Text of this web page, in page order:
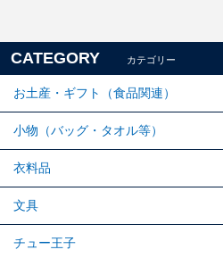
CATEGORY カテゴリー
お土産・ギフト（食品関連）
小物（バッグ・タオル等）
衣料品
文具
チュー王子